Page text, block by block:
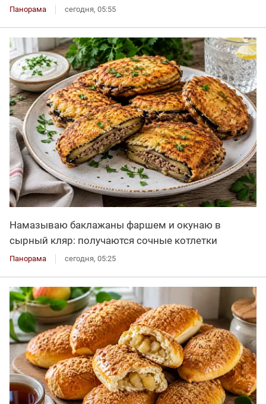
Панорама сегодня, 05:55
Намазываю баклажаны фаршем и окунаю в
сырный кляр: получаются сочные котлетки
Панорама сегодня, 05:25